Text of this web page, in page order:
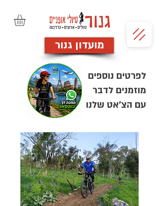
מועדון גנור
לפרטים נוספים
מוזמנים לדבר
עם הצ'אט שלנו